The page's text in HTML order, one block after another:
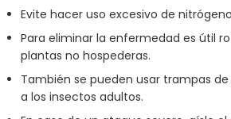
Evite hacer uso excesivo de
Para eliminar la enfermedad es útil
plantas no hospederas.
También se pueden usar trampas
a los insectos adultos.